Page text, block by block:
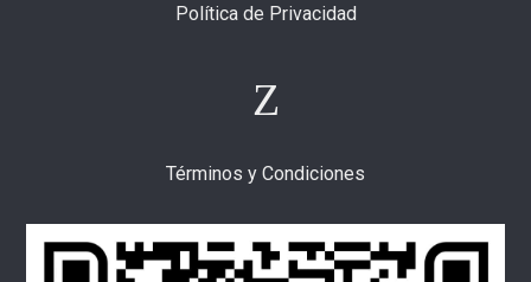
Política de Privacidad
Términos y Condiciones